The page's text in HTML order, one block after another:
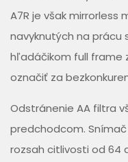
A7R je však
navyknutých na prácu
hľadáčikom full frame
označiť za
Odstránenie AA filtra
predchodcom.
rozsah citlivosti od 64